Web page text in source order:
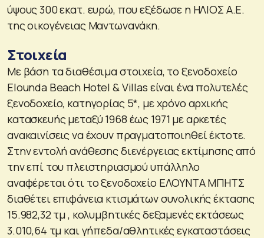
ύψους 300 εκατ. ευρώ, που εξέδωσε η ΗΛΙΟΣ Α.Ε.
της οικογένειας Μαντωνανάκη.
Στοιχεία
Με βάση τα διαθέσιμα στοιχεία, το ξενοδοχείο
Elounda Beach Hotel & Villas είναι ένα πολυτελές
ξενοδοχείο, κατηγορίας 5*, με χρόνο αρχικής
κατασκευής μεταξύ 1968 έως 1971 με αρκετές
ανακαινίσεις να έχουν πραγματοποιηθεί έκτοτε.
Στην εντολή ανάθεσης διενέργειας εκτίμησης από
την επί του πλειστηριασμού υπάλληλο
αναφέρεται ότι το ξενοδοχείο ΕΛΟΥΝΤΑ ΜΠΗΤΣ
διαθέτει επιφάνεια κτισμάτων συνολικής έκτασης
15.982,32 τμ , κολυμβητικές δεξαμενές εκτάσεως
3.010,64 τμ και γήπεδα/αθλητικές εγκαταστάσεις